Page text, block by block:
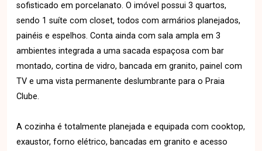
sofisticado em porcelanato. O imóvel possui 3 quartos,
sendo 1 suíte com closet, todos com armários planejados,
painéis e espelhos. Conta ainda com sala ampla em 3
ambientes integrada a uma sacada espaçosa com bar
montado, cortina de vidro, bancada em granito, painel com
TV e uma vista permanente deslumbrante para o Praia
Clube.
A cozinha é totalmente planejada e equipada com cooktop,
exaustor, forno elétrico, bancadas em granito e acesso